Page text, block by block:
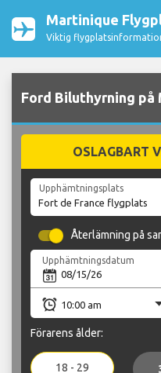
Martinique
Viktig
Ford Biluthyrning
OSLAGBART
Upphämtningsplats
Återlämning på
Upphämtningsdatum
Förarens ålder:
18 - 29